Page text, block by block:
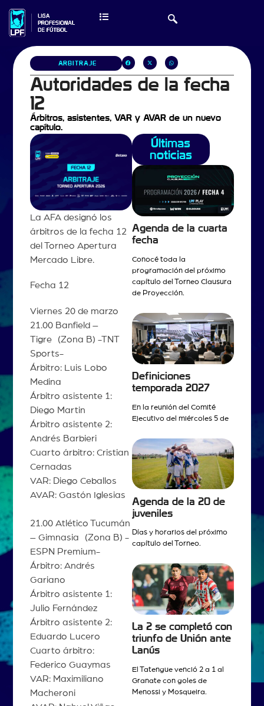
ARBITRAJE
Autoridades de la fecha
12
Árbitros, asistentes, VAR y AVAR de un nuevo
capítulo.
La AFA designó los
árbitros de la fecha 12
del Torneo Apertura
Mercado Libre.
Fecha 12
Viernes 20 de marzo
21.00 Banfield –
Tigre (Zona B) -TNT
Sports-
Árbitro: Luis Lobo
Medina
Árbitro asistente 1:
Diego Martin
Árbitro asistente 2:
Andrés Barbieri
Cuarto árbitro: Cristian
Cernadas
VAR: Diego Ceballos
AVAR: Gastón Iglesias
21.00 Atlético Tucumán
– Gimnasia (Zona B) -
ESPN Premium-
Árbitro: Andrés
Gariano
Árbitro asistente 1:
Julio Fernández
Árbitro asistente 2:
Eduardo Lucero
Cuarto árbitro:
Federico Guaymas
VAR: Maximiliano
Macheroni
Últimas
noticias
Agenda de la cuarta
fecha
Conocé toda la
programación del próximo
capítulo del Torneo Clausura
de Proyección.
Definiciones
temporada 2027
En la reunión del Comité
Ejecutivo del miércoles 5 de
Agenda de la 20 de
juveniles
Días y horarios del próximo
capítulo del Torneo.
La 2 se completó con
triunfo de Unión ante
Lanús
El Tatengue venció 2 a 1 al
Granate con goles de
Menossi y Mosqueira.